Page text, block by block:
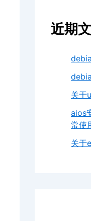
近期
关于
aios
常使
关于